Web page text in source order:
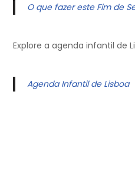
O que fazer este Fim de
Explore a agenda infantil de
Agenda Infantil de Lisboa